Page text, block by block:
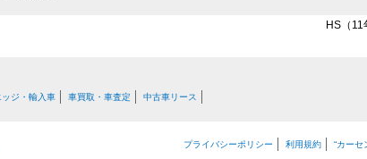
HS（
ジ・輸入車 車買取・車査定 中古車リース
プライバシーポリシー 利用規約 “カーセ